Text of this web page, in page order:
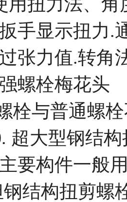
手显示扭力.
张力值.转角
螺栓梅花头
栓与普通螺
超大型钢结
要构件一般
结构扭剪螺